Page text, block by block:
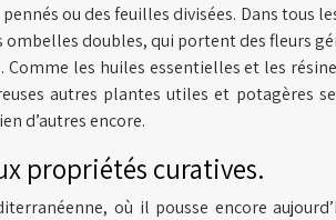
ou des feuilles divisées. Dans
doubles, qui portent des fleurs
Comme les huiles essentielles et les
autres plantes utiles et potagères
d’autres encore.
propriétés curatives.
où il pousse encore